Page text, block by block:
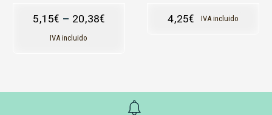
5,15€ – 20,38€
IVA incluido
producto
4,25€ IVA incluido